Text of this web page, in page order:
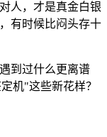
人，才是真金白银
有时候比闷头存十
到过什么更离谱
机"这些新花样？